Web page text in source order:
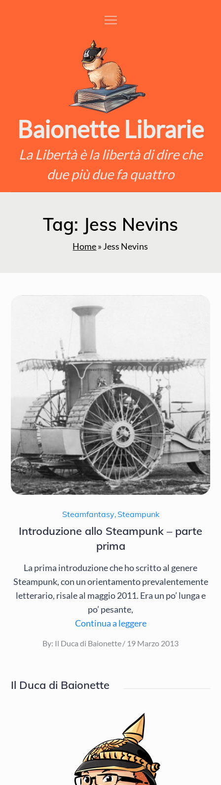
Baionette Librarie
La Libertà è la libertà di dire che
due più due fa quattro
Tag: Jess Nevins
Home» Jess Nevins
Steamfantasy, Steampunk
Introduzione allo Steampunk – parte
prima
La prima introduzione che ho scritto al genere
Steampunk, con un orientamento prevalentemente
letterario, risale al maggio 2011. Era un po’ lunga e
po’ pesante,
Continua a leggere
By: Il Duca di Baionette
Posted
19 Marzo 2013
Il Duca di Baionette